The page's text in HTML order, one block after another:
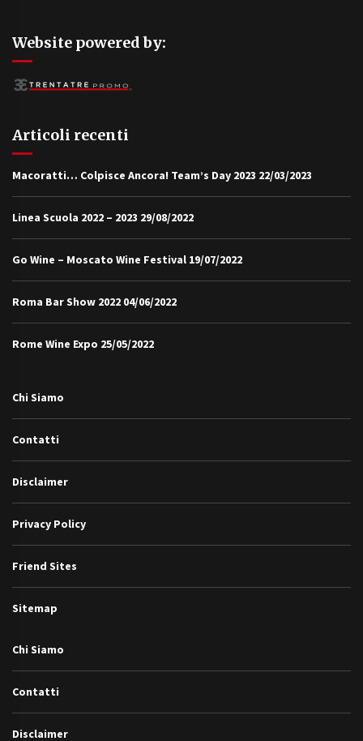
Website powered by:
Articoli recenti
Macoratti… Colpisce Ancora! Team’s Day 2023 22/03/2023
Linea Scuola 2022 – 2023 29/08/2022
Go Wine – Moscato Wine Festival 19/07/2022
Roma Bar Show 2022 04/06/2022
Rome Wine Expo 25/05/2022
Chi Siamo
Contatti
Disclaimer
Privacy Policy
Friend Sites
Sitemap
Chi Siamo
Contatti
Disclaimer